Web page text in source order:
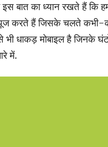
बात का ध्यान रखते हैं कि
यूज करते हैं जिसके चलते कभी-
भी धाकड़ मोबाइल है जिनके
में.